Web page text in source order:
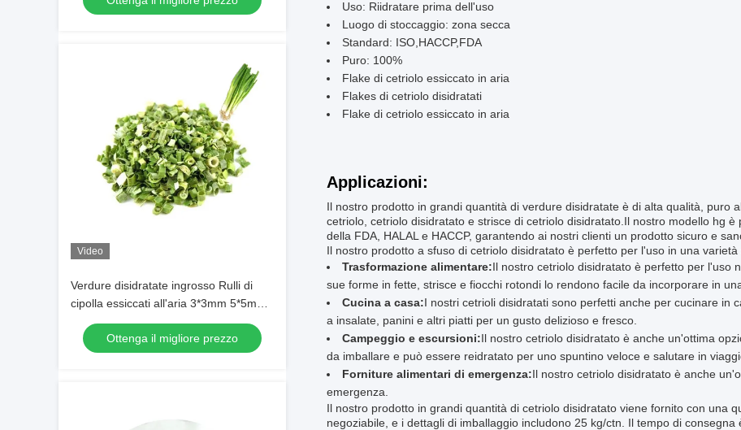
Video
Verdure disidratate ingrosso Rulli di
cipolla essiccati all'aria 3*3mm 5*5mm
Colore naturale Sapore Nessun
additivo Max 7% umidità Cartone
imballaggio Alta qualità
Ottenga il migliore prezzo
Uso: Riidratare prima dell'uso
Luogo di stoccaggio: zona secca
Standard: ISO,HACCP,FDA
Puro: 100%
Flake di cetriolo essiccato in aria
Flakes di cetriolo disidratati
Flake di cetriolo essiccato in aria
Applicazioni:
Il nostro prodotto in grandi quantità di verdure disidratate è di alta qualità, puro
cetriolo, cetriolo disidratato e strisce di cetriolo disidratato.Il nostro modello hg
della FDA, HALAL e HACCP, garantendo ai nostri clienti un prodotto sicuro e
Il nostro prodotto a sfuso di cetriolo disidratato è perfetto per l'uso in una varietà
Trasformazione alimentare:Il nostro cetriolo disidratato è perfetto per l'uso
sue forme in fette, strisce e fiocchi rotondi lo rendono facile da incorporare in
Cucina a casa:I nostri cetrioli disidratati sono perfetti anche per cucinare in
a insalate, panini e altri piatti per un gusto delizioso e fresco.
Campeggio e escursioni:Il nostro cetriolo disidratato è anche un'ottima
da imballare e può essere reidratato per uno spuntino veloce e salutare in
Forniture alimentari di emergenza:Il nostro cetriolo disidratato è anche
emergenza.
Il nostro prodotto in grandi quantità di cetriolo disidratato viene fornito con una
negoziabile, e i dettagli di imballaggio includono 25 kg/ctn. Il tempo di